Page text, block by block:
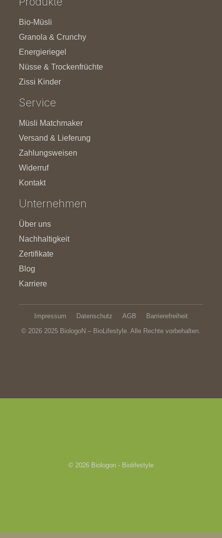
Bio-Müsli
Granola & Crunchy
Energieriegel
Nüsse & Trockenfrüchte
Zissi Kinder
Service
Müsli Matchmaker
Versand & Lieferung
Zahlungsweisen
Widerruf
Kontakt
Unternehmen
Über uns
Nachhaltigkeit
Zertifikate
Blog
Karriere
Impressum Datenschutz AGB
Barrierefreiheit
© 2026 2025 BiologoN – BioLifestyle. Alle Rechte vorbehalten.
© 2026 Biologon - Biolifestyle